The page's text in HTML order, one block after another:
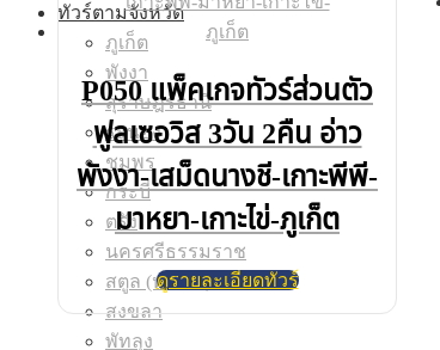
ทัวร์ตามจังหวัด
ภูเก็ต
พังงา
สุราษฎร์ธานี
ระนอง
ชุมพร
กระบี่
ตรัง
นครศรีธรรมราช
สตูล (หลีเป๊ะ)
สงขลา
พัทลุง
P050 แพ็คเกจทัวร์ส่วนตัว
ฟูลเซอวิส 3วัน 2คืน อ่าว
พังงา-เสม็ดนางชี-เกาะพีพี-
มาหยา-เกาะไข่-ภูเก็ต
ดูรายละเอียดทัวร์